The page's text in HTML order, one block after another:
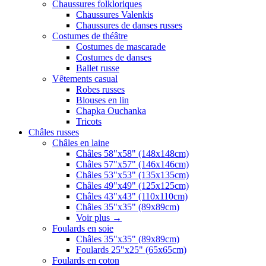
Chaussures folkloriques
Chaussures Valenkis
Chaussures de danses russes
Costumes de théâtre
Costumes de mascarade
Costumes de danses
Ballet russe
Vêtements casual
Robes russes
Blouses en lin
Chapka Ouchanka
Tricots
Châles russes
Châles en laine
Châles 58"x58" (148x148cm)
Châles 57"x57" (146x146cm)
Châles 53"x53" (135x135cm)
Châles 49"x49" (125x125cm)
Châles 43"x43" (110x110cm)
Châles 35"x35" (89x89cm)
Voir plus →
Foulards en soie
Châles 35"x35" (89x89cm)
Foulards 25"x25" (65x65cm)
Foulards en coton